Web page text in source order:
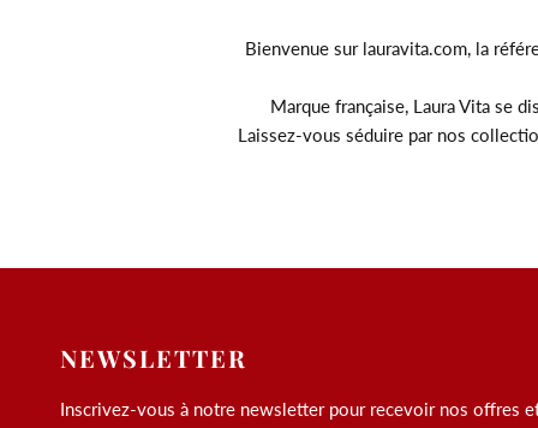
Bienvenue sur lauravita.com, la
Marque française, Laura Vita se
Laissez-vous séduire par nos
NEWSLETTER
Inscrivez-vous à notre newsletter pour recevoir nos offres